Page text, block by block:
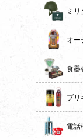
ミ
オー
食器
ブリ
電話